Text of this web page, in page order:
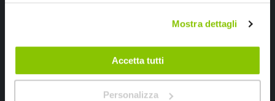
Mostra dettagli
Accetta tutti
Personalizza